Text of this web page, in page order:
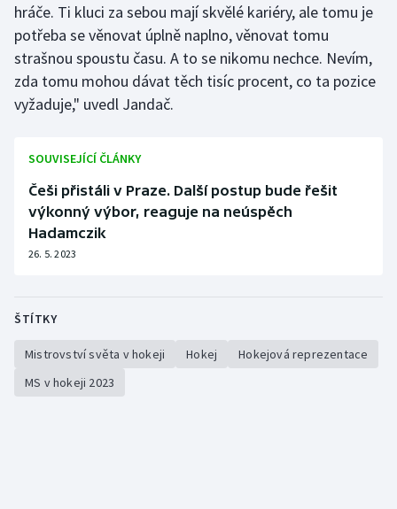
hráče. Ti kluci za sebou mají skvělé kariéry, ale tomu je
potřeba se věnovat úplně naplno, věnovat tomu
strašnou spoustu času. A to se nikomu nechce. Nevím,
zda tomu mohou dávat těch tisíc procent, co ta pozice
vyžaduje," uvedl Jandač.
SOUVISEJÍCÍ ČLÁNKY
Češi přistáli v Praze. Další postup bude řešit
výkonný výbor, reaguje na neúspěch
Hadamczik
26. 5. 2023
ŠTÍTKY
Mistrovství světa v hokeji Hokej
Hokejová reprezentace
MS v hokeji 2023